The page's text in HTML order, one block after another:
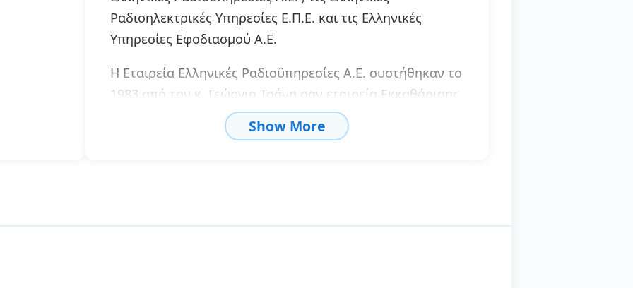
Ραδιοηλεκτρικές Υπηρεσίες Ε.Π.Ε. και τις Ελληνικές
Υπηρεσίες Εφοδιασμού Α.Ε.
Η Εταιρεία Ελληνικές Ραδιοϋπηρεσίες Α.Ε. συστήθηκαν το
1983 από τον κ. Γεώργιο Τσάνη σαν εταιρεία Εκκαθάρισης
Τηλεπικοινωνιακών Λογαριασμών με διεθνή κωδικό GR05
αναγνωρισμένο από την ITU.
Show More